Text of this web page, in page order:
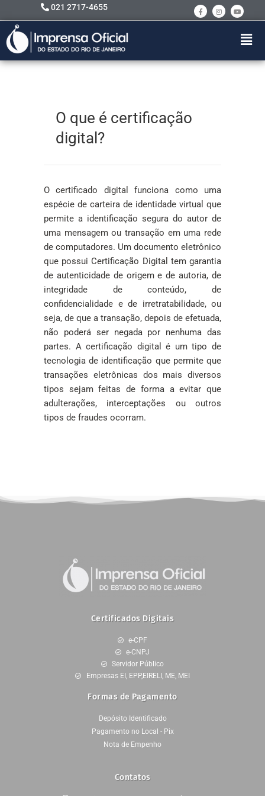
021 2717-4655
O que é certificação
digital?
O certificado digital funciona como uma
espécie de carteira de identidade virtual que
permite a identificação segura do autor de
uma mensagem ou transação em uma rede
de computadores. Um documento eletrônico
que possui Certificação Digital tem garantia
de autenticidade de origem e de autoria, de
integridade de conteúdo, de
confidencialidade e de irretratabilidade, ou
seja, de que a transação, depois de efetuada,
não poderá ser negada por nenhuma das
partes. A certificação digital é um tipo de
tecnologia de identificação que permite que
transações eletrônicas dos mais diversos
tipos sejam feitas de forma a evitar que
adulterações, interceptações ou outros
tipos de fraudes ocorram.
Certificados Digitais
e-CPF
e-CNPJ
Servidor Público
Empresas EI, EPP,EIRELI, ME, MEI
Formas de Pagamento
Depósito Identificado
Pagamento no Local - Pix
Nota de Empenho
Contatos